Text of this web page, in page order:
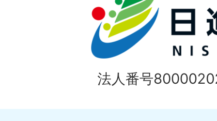
ス
ラ
イ
ド
1
枚
目
の
法人番号